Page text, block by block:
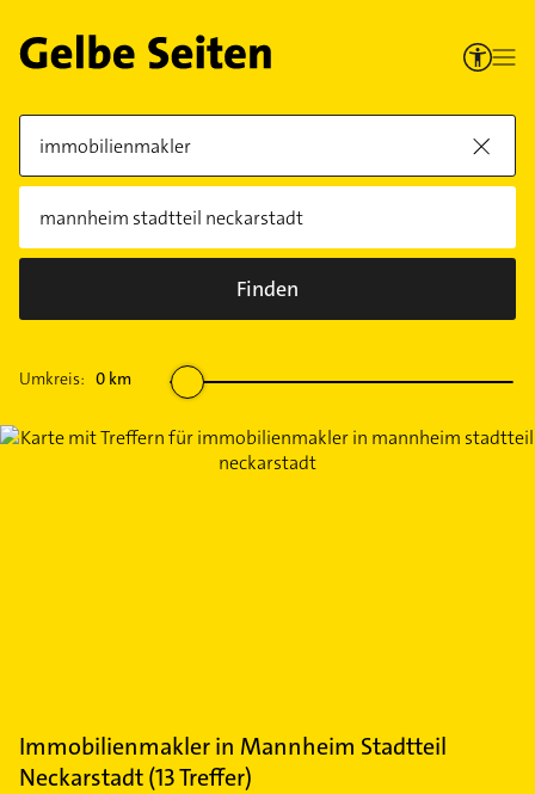
Finden
Umkreis: 0 km
Immobilienmaklerin Mannheim Stadtteil
Neckarstadt(13Treffer)